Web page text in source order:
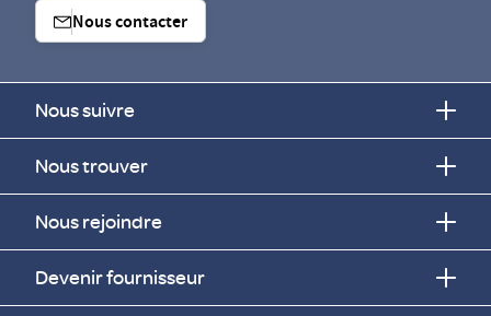
Nous contacter
Nous suivre
Nous trouver
Nous rejoindre
Devenir fournisseur